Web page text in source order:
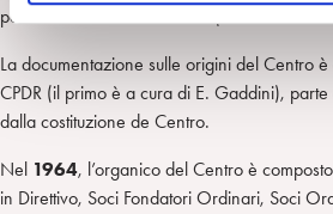
poi lavorare sulla relazione.”(intervista ad
La documentazione sulle origini del Centro
CPDR (il primo è a cura di E. Gaddini), parte
dalla costituzione de Centro.
Nel 1964, l’organico del Centro è
in Direttivo, Soci Fondatori Ordinari, Soci